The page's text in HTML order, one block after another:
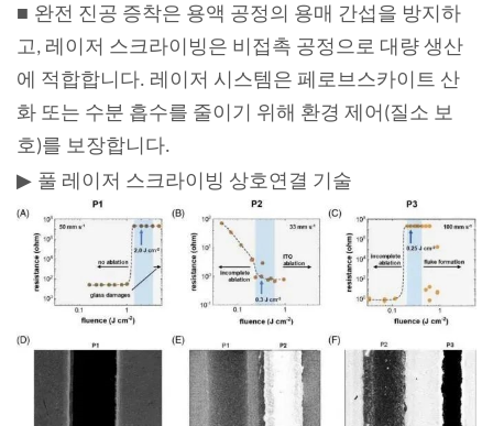
■ 완전 진공 증착은 용액 공정의 용매 간섭을 방지하
고, 레이저 스크라이빙은 비접촉 공정으로 대량 생산
에 적합합니다. 레이저 시스템은 페로브스카이트 산
화 또는 수분 흡수를 줄이기 위해 환경 제어(질소 보
호)를 보장합니다.
▶ 풀 레이저 스크라이빙 상호연결 기술